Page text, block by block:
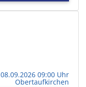
08.09.2026 09:00 Uhr
Obertaufkirchen